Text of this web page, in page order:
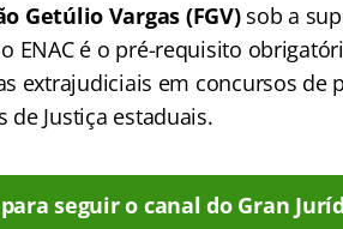
Getúlio Vargas (FGV)sob a
o ENAC é o pré-requisito
extrajudiciais em concursos de
de Justiça estaduais.
seguir o canal do Gran